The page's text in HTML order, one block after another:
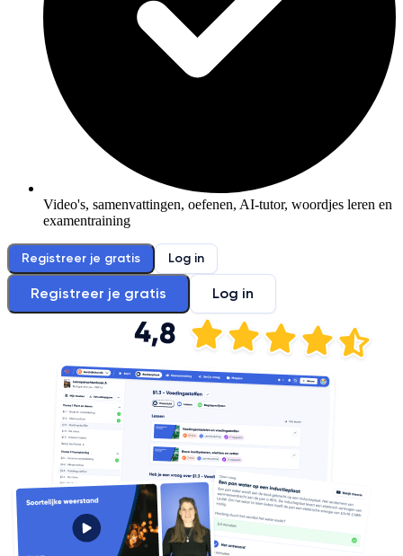
Video's, samenvattingen, oefenen, AI-tutor, woordjes leren en
examentraining
Registreer je gratis Log in
Registreer je gratis Log in